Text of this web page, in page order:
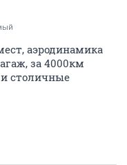
аэродинамика
за 4000км
и столичные